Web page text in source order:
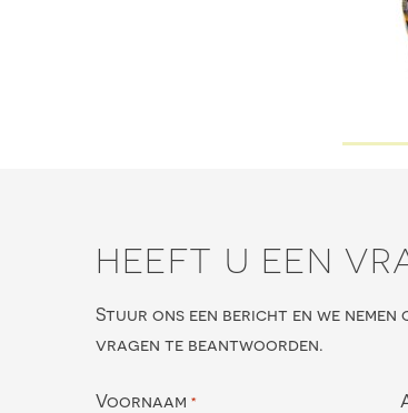
HEEFT U EEN
Stuur ons een bericht en we
vragen te beantwoorden.
Voornaam *